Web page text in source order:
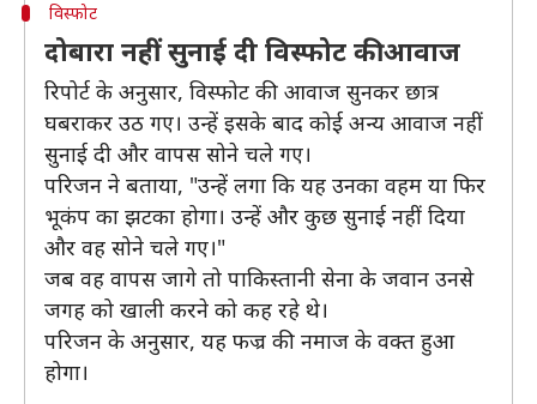
विस्फोट
दोबारा नहीं सुनाई दी विस्फोट की आवाज
रिपोर्ट के अनुसार, विस्फोट की आवाज सुनकर छात्र
घबराकर उठ गए। उन्हें इसके बाद कोई अन्य आवाज नहीं
सुनाई दी और वापस सोने चले गए।
परिजन ने बताया, "उन्हें लगा कि यह उनका वहम या फिर
भूकंप का झटका होगा। उन्हें और कुछ सुनाई नहीं दिया
और वह सोने चले गए।"
जब वह वापस जागे तो पाकिस्तानी सेना के जवान उनसे
जगह को खाली करने को कह रहे थे।
परिजन के अनुसार, यह फज्र की नमाज के वक्त हुआ
होगा।